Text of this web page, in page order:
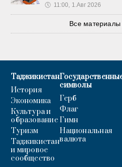
🕔 11:00, 1.Авг 2026
Все материалы
Таджикистан
История
Экономика
Культура и
образование
Туризм
Таджикистан
и мировое
сообщество
символы
Герб
Флаг
Гимн
Национальная
валюта